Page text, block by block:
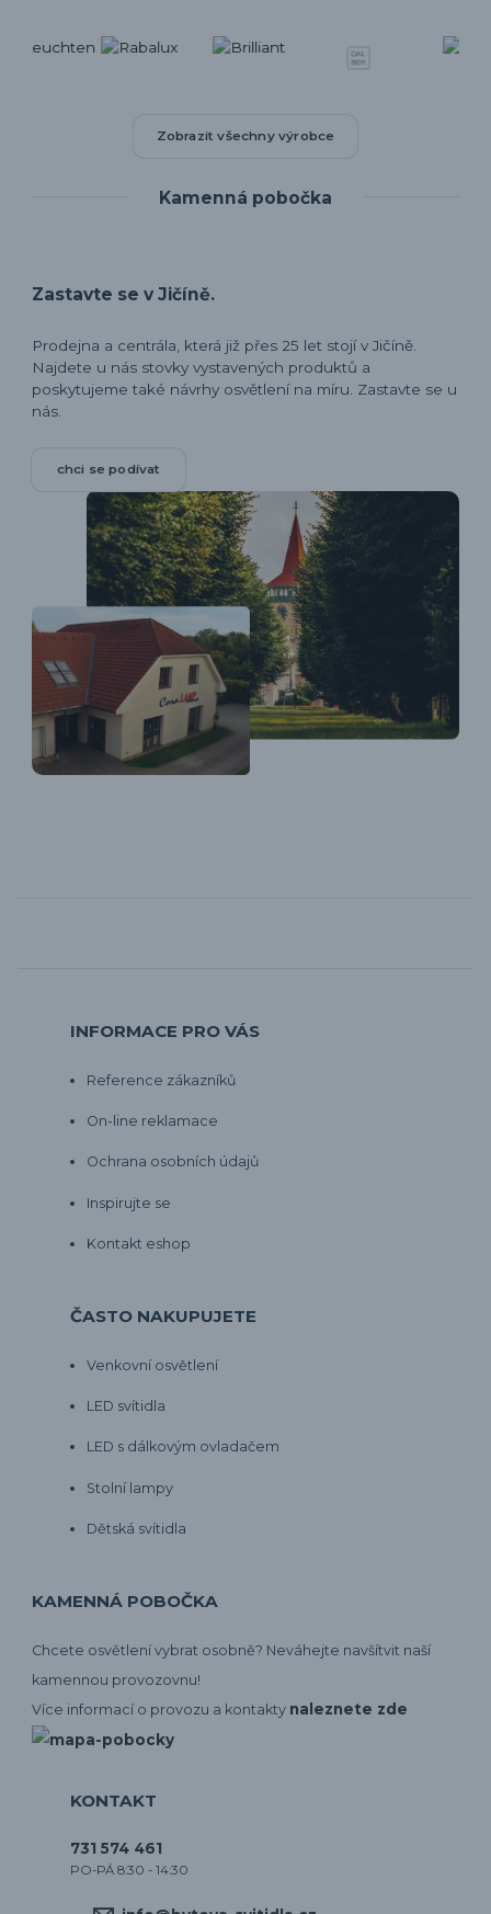
Zobrazit všechny výrobce
Kamenná pobočka
Zastavte se v Jičíně.
Prodejna a centrála, která již přes 25 let stojí v Jičíně.
Najdete u nás stovky vystavených produktů a
poskytujeme také návrhy osvětlení na míru. Zastavte se u
nás.
chci se podívat
INFORMACE PRO VÁS
Reference zákazníků
On-line reklamace
Ochrana osobních údajů
Inspirujte se
Kontakt eshop
ČASTO NAKUPUJETE
Venkovní osvětlení
LED svítidla
LED s dálkovým ovladačem
Stolní lampy
Dětská svítidla
KAMENNÁ POBOČKA
Chcete osvětlení vybrat osobně? Neváhejte navšítvit naší
kamennou provozovnu!
Více informací o provozu a kontakty naleznete zde
KONTAKT
731 574 461
PO-PÁ 8:30 - 14:30